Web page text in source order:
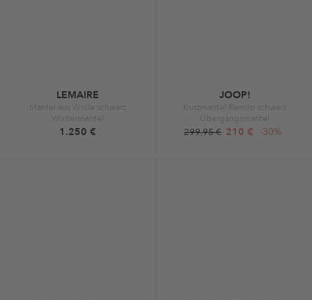
LEMAIRE
Mantel aus Wolle schwarz
Wintermantel
1.250 €
JOOP!
Kurzmantel Ramiro schwarz
Übergangsmantel
299,95 € 210 € -30%